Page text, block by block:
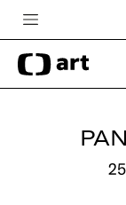
Česká televize
Zpravodajství